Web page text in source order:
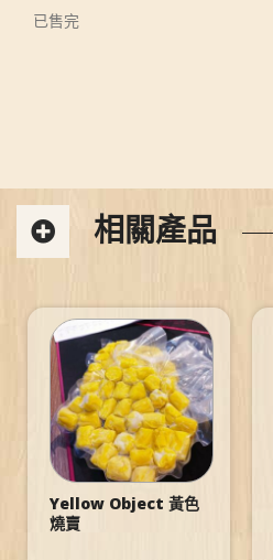
已售完
相關產品
Yellow Object 黃色
燒賣